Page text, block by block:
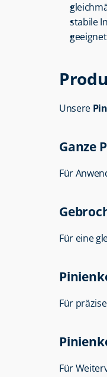
stabile
Unsere
Ganze
Für
Für eine
Für
Für